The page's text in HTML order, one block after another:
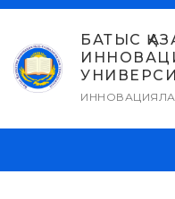
Skip
content
БАТЫС